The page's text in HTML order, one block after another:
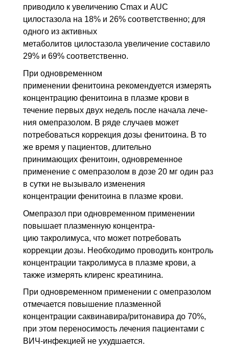
приводило к увеличению Сmах и AUC
цилостазола на 18% и 26% соответствен­но; для
одного из активных
метаболитов цилостазола увеличение составило
29% и 69% соответственно.
При одновременном
применении фенитоина рекомендуется измерять
концентра­цию фенитоина в плазме крови в
течение первых двух недель после начала лече­
ния омепразолом. В ряде случаев может
потребоваться коррекция дозы фенитои­на. В то
же время у пациентов, длительно
принимающих фенитоин, одновремен­ное
применение с омепразолом в дозе 20 мг один раз
в сутки не вызывало измене­ния
концентрации фенитоина в плазме крови.
Омепразол при одновременном применении
повышает плазменную концентра­
цию такролимуса, что может потребовать
коррекции дозы. Необходимо прово­дить контроль
концентрации такролимуса в плазме крови, а
также измерять кли­ренс креатинина.
При одновременном применении с омепразолом
отмечается повышение плазмен­ной
концентрации саквинавира/ритонавира до 70%,
при этом переносимость ле­чения пациентами с
ВИЧ-инфекцией не ухудшается.